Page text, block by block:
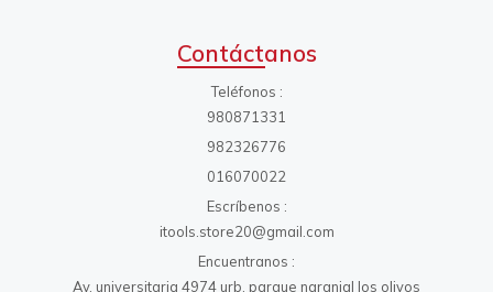
Contáctanos
Teléfonos
980871331
982326776
016070022
Escríbenos
itools.store20@gmail.com
Encuentranos
Av. universitaria 4974 urb. parque naranjal los olivos